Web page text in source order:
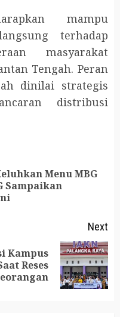
mampu
terhadap
masyarakat
Tengah. Peran
dinilai strategis
distribusi
Menu MBG
Sampaikan
Next
Kampus
Reses